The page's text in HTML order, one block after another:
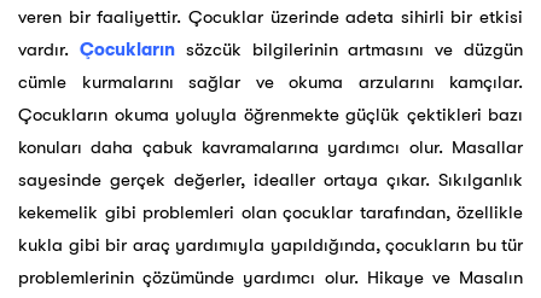
veren bir faaliyettir. Çocuklar üzerinde adeta sihirli bir etkisi
vardır. Çocukların sözcük bilgilerinin artmasını ve düzgün
cümle kurmalarını sağlar ve okuma arzularını kamçılar.
Çocukların okuma yoluyla öğrenmekte güçlük çektikleri bazı
konuları daha çabuk kavramalarına yardımcı olur. Masallar
sayesinde gerçek değerler, idealler ortaya çıkar. Sıkılganlık
kekemelik gibi problemleri olan çocuklar tarafından, özellikle
kukla gibi bir araç yardımıyla yapıldığında, çocukların bu tür
problemlerinin çözümünde yardımcı olur. Hikaye ve Masalın